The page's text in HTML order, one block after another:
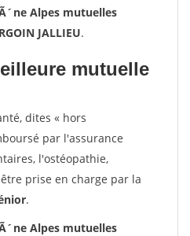
Alpes mutuelles
JALLIEU.
mutuelle
dites « hors
par l'assurance
l'ostéopathie,
prise en charge par la
.
Alpes mutuelles